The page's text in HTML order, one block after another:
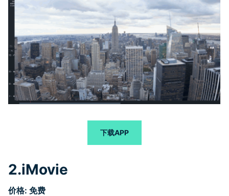
下载APP
2.iMovie
价格: 免费